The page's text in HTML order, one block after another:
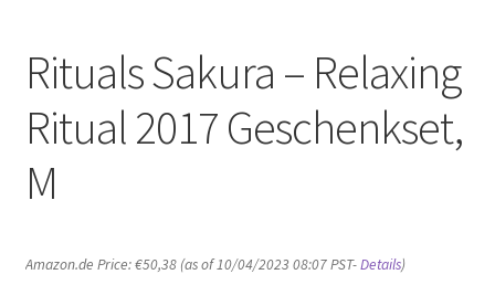
Rituals Sakura – Relaxing
Ritual 2017 Geschenkset,
M
Amazon.de Price:€50,38(as of 10/04/2023 08:07 PST-Details)